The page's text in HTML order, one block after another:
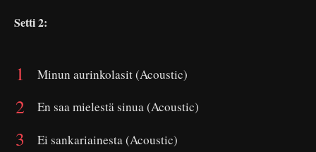
Setti 2:
Minun aurinkolasit (Acoustic)
En saa mielestä sinua (Acoustic)
Ei sankariainesta (Acoustic)